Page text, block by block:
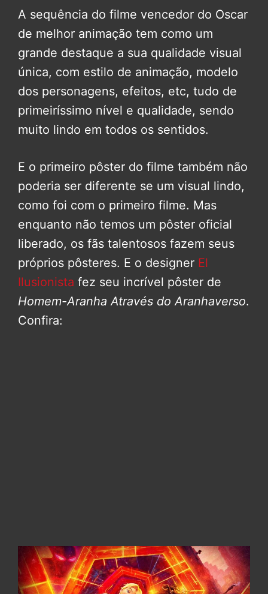
A sequência do filme vencedor do Oscar
de melhor animação tem como um
grande destaque a sua qualidade visual
única, com estilo de animação, modelo
dos personagens, efeitos, etc, tudo de
primeiríssimo nível e qualidade, sendo
muito lindo em todos os sentidos.
E o primeiro pôster do filme também não
poderia ser diferente se um visual lindo,
como foi com o primeiro filme. Mas
enquanto não temos um pôster oficial
liberado, os fãs talentosos fazem seus
próprios pôsteres. E o designer El
Ilusionista fez seu incrível pôster de
Homem-Aranha Através do Aranhaverso.
Confira: